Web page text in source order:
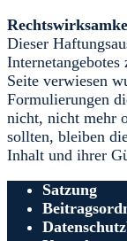
Dieser
Internetangebotes
Seite verwiesen
Formulierungen
nicht, nicht mehr
sollten, bleiben
Inhalt und ihrer
Satzung